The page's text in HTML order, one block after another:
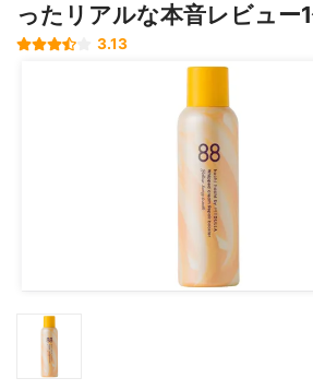
ったリアルな本音レビュー
3.13